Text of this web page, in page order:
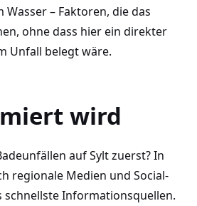
– Faktoren, die das
ohne dass hier ein direkter
Unfall belegt wäre.
wird
auf Sylt zuerst? In
regionale Medien und Social-
schnellste Informationsquellen.